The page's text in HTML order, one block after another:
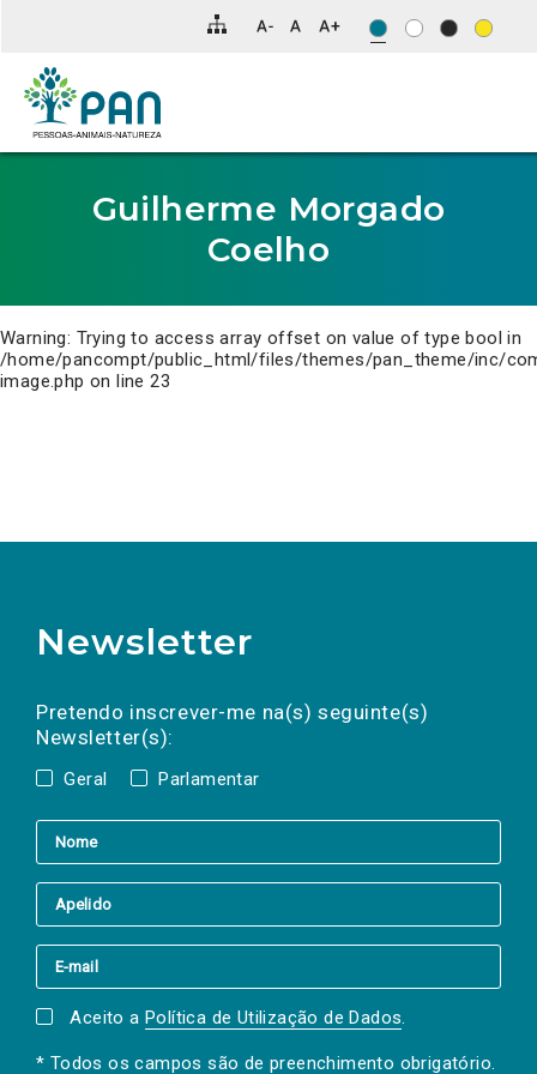
para
conteúdo
principal
da
Guilherme Morgado
Coelho
Warning: Trying to access array offset on value of type bool in
/home/pancompt/public_html/files/themes/pan_theme/inc/
image.php on line23
Newsletter
Pretendo inscrever-me na(s) seguinte(s)
Newsletter(s):
Geral Parlamentar
a(s) newsletter(s).
mail
Aceito a Política de Utilização de Dados.
* Todos os campos são de preenchimento obrigatório.